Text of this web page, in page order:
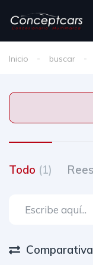
Inicio buscar
Todo (1)
Comparativa